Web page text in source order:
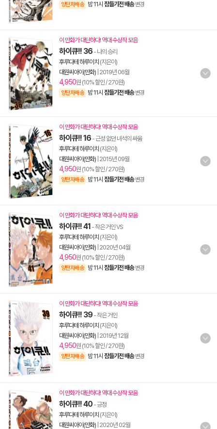
양탄자배송 밤 11시 잠들기전 배송 변경
이 만화가 대단하다! 역대 수상작 모음
하이큐!! 36 - 나의 승리
후루다테 하루이치 (지은이)
대원씨아이(만화) 2019년 06월
4,950원 (10% 할인 / 270원)
양탄자배송 밤 11시 잠들기전 배송 변경
이 만화가 대단하다! 역대 수상작 모음
하이큐!! 16 - 근성 없던 녀석의 싸움
후루다테 하루이치 (지은이)
대원씨아이(만화) 2015년 09월
4,950원 (10% 할인 / 270원)
양탄자배송 밤 11시 잠들기전 배송 변경
이 만화가 대단하다! 역대 수상작 모음
하이큐!! 41 - 작은 거인 VS
후루다테 하루이치 (지은이)
대원씨아이(만화) 2020년 04월
4,950원 (10% 할인 / 270원)
양탄자배송 밤 11시 잠들기전 배송 변경
이 만화가 대단하다! 역대 수상작 모음
하이큐!! 39 - 작은 거인
후루다테 하루이치 (지은이)
대원씨아이(만화) 2019년 12월
4,950원 (10% 할인 / 270원)
양탄자배송 밤 11시 잠들기전 배송 변경
이 만화가 대단하다! 역대 수상작 모음
하이큐!! 40 - 긍정
후루다테 하루이치 (지은이)
대원씨아이(만화) 2020년 02월